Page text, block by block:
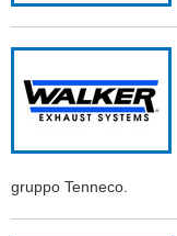
gruppo Tenneco.